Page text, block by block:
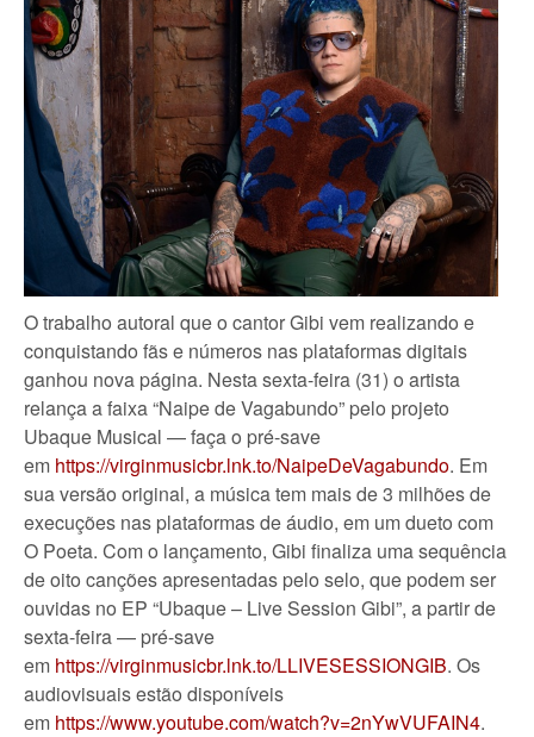
O trabalho autoral que o cantor Gibi vem realizando e
conquistando fãs e números nas plataformas digitais
ganhou nova página. Nesta sexta-feira (31) o artista
relança a faixa “Naipe de Vagabundo” pelo projeto
Ubaque Musical — faça o pré-save
em https://virginmusicbr.lnk.to/NaipeDeVagabundo. Em
sua versão original, a música tem mais de 3 milhões de
execuções nas plataformas de áudio, em um dueto com
O Poeta. Com o lançamento, Gibi finaliza uma sequência
de oito canções apresentadas pelo selo, que podem ser
ouvidas no EP “Ubaque – Live Session Gibi”, a partir de
sexta-feira — pré-save
em https://virginmusicbr.lnk.to/LLIVESESSIONGIB. Os
audiovisuais estão disponíveis
em https://www.youtube.com/watch?v=2nYwVUFAIN4.